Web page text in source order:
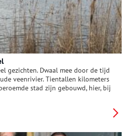
gezichten. Dwaal mee door de tijd
veenrivier. Tientallen kilometers
stad zijn gebouwd, hier, bij